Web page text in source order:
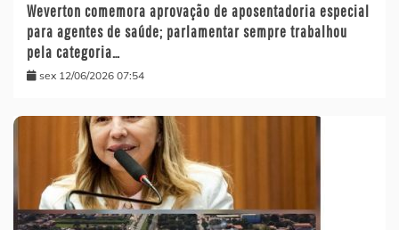
Weverton comemora aprovação de aposentadoria especial
para agentes de saúde; parlamentar sempre trabalhou
pela categoria…
sex 12/06/2026 07:54